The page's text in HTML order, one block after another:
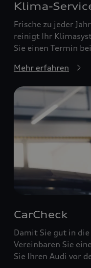
Klima-
Frische zu jeder
reinigt Ihr
Sie einen Termin
Mehr erfahren
CarCheck
Damit Sie gut in
Vereinbaren Sie
Sie Ihren Audi vor